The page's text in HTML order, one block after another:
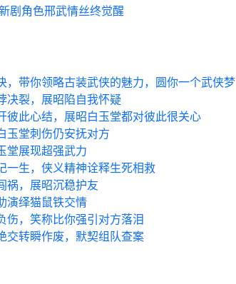
剧角色邢武情丝终觉醒
，带你领略古装武侠的魅力，圆你一个武侠梦
决裂，展昭陷自我怀疑
彼此心结，展昭白玉堂都对彼此很关心
玉堂刺伤仍安抚对方
堂展现超强武力
一生，侠义精神诠释生死相救
祸，展昭沉稳护友
演绎猫鼠铁交情
伤，笑称比你强引对方落泪
交转瞬作废，默契组队查案